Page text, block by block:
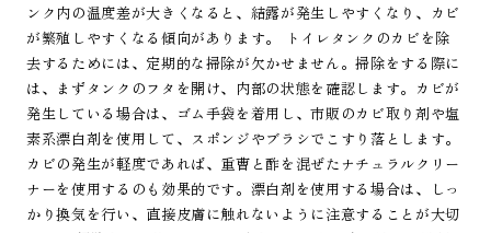
ンク内の温度差が大きくなると、結露が発生しやすくなり、カビ
が繁殖しやすくなる傾向があります。 トイレタンクのカビを除
去するためには、定期的な掃除が欠かせません。掃除をする際に
は、まずタンクのフタを開け、内部の状態を確認します。カビが
発生している場合は、ゴム手袋を着用し、市販のカビ取り剤や塩
素系漂白剤を使用して、スポンジやブラシでこすり落とします。
カビの発生が軽度であれば、重曹と酢を混ぜたナチュラルクリー
ナーを使用するのも効果的です。漂白剤を使用する場合は、しっ
かり換気を行い、直接皮膚に触れないように注意することが大切